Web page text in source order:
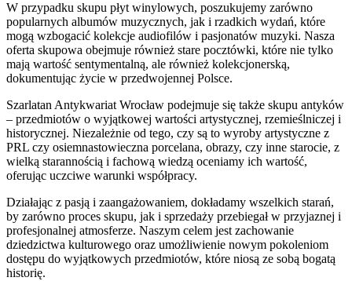
W przypadku skupu płyt winylowych, poszukujemy zarówno
popularnych albumów muzycznych, jak i rzadkich wydań, które
mogą wzbogacić kolekcje audiofilów i pasjonatów muzyki. Nasza
oferta skupowa obejmuje również stare pocztówki, które nie tylko
mają wartość sentymentalną, ale również kolekcjonerską,
dokumentując życie w przedwojennej Polsce.
Szarlatan Antykwariat Wrocław podejmuje się także skupu antyków
– przedmiotów o wyjątkowej wartości artystycznej, rzemieślniczej i
historycznej. Niezależnie od tego, czy są to wyroby artystyczne z
PRL czy osiemnastowieczna porcelana, obrazy, czy inne starocie, z
wielką starannością i fachową wiedzą oceniamy ich wartość,
oferując uczciwe warunki współpracy.
Działając z pasją i zaangażowaniem, dokładamy wszelkich starań,
by zarówno proces skupu, jak i sprzedaży przebiegał w przyjaznej i
profesjonalnej atmosferze. Naszym celem jest zachowanie
dziedzictwa kulturowego oraz umożliwienie nowym pokoleniom
dostępu do wyjątkowych przedmiotów, które niosą ze sobą bogatą
historię.